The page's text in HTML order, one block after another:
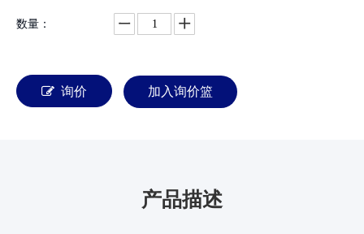
数量：
询价 加入询价篮
产品描述